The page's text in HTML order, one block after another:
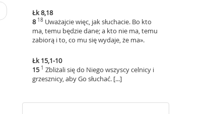
Łk 8,18
818 Uważajcie więc, jak słuchacie. Bo kto
ma, temu będzie dane; a kto nie ma, temu
zabiorą i to, co mu się wydaje, że ma».
Łk 15,1-10
151 Zbliżali się do Niego wszyscy celnicy i
grzesznicy, aby Go słuchać. [...]